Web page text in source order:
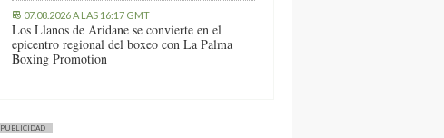
07.08.2026 A LAS 16:17 GMT
Los Llanos de Aridane se convierte en el
epicentro regional del boxeo con La Palma
Boxing Promotion
PUBLICIDAD